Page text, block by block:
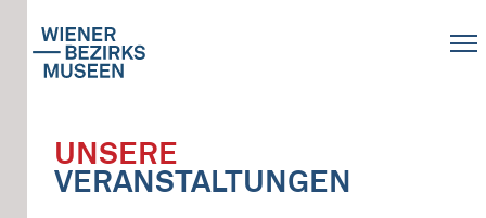
UNSERE
VERANSTALTUNGEN